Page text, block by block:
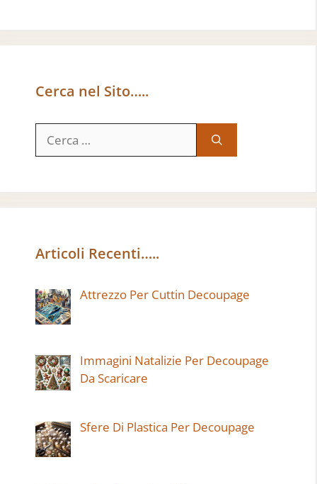
Cerca nel Sito…..
per:
Articoli Recenti…..
Attrezzo Per Cuttin Decoupage
Immagini Natalizie Per Decoupage
Da Scaricare
Sfere Di Plastica Per Decoupage